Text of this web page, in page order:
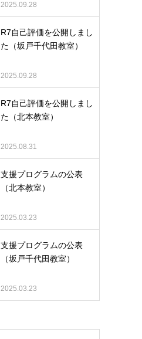
2025.09.28
R7自己評価を公開しまし
た（坂戸千代田教室）
2025.09.28
R7自己評価を公開しまし
た（北本教室）
2025.08.31
支援プログラムの公表
（北本教室）
2025.03.23
支援プログラムの公表
（坂戸千代田教室）
2025.03.23